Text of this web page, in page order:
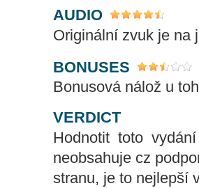
AUDIO
Originální zvuk je na
BONUSES
Bonusová nálož u
VERDICT
Hodnotit toto
neobsahuje cz
stranu, je to nejlepší